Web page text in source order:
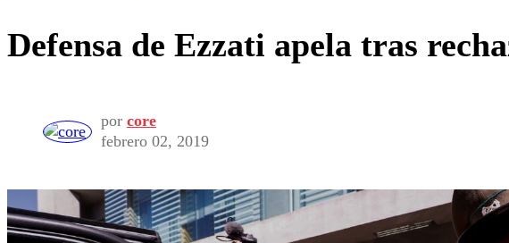
Defensa de Ezzati apela tras
por core
febrero 02, 2019